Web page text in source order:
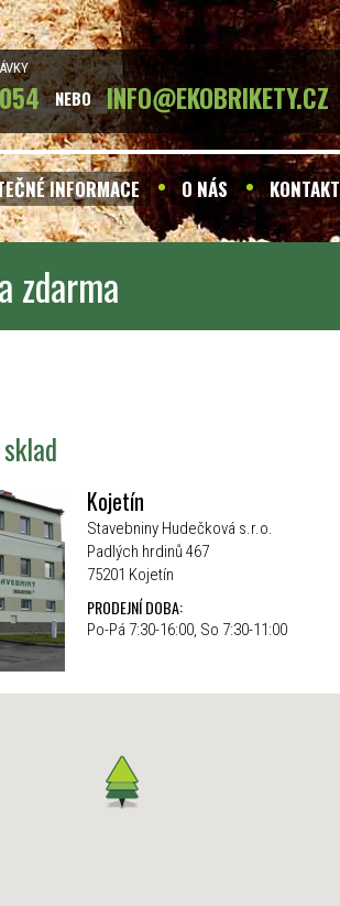
NEBO INFO@EKOBRIKETY.CZ
INFORMACE O NÁS KONTAKT
zdarma
Kojetín
Stavebniny Hudečková s.r.o.
Padlých hrdinů 467
75201 Kojetín
PRODEJNÍ DOBA:
Po-Pá 7:30-16:00, So 7:30-11:00